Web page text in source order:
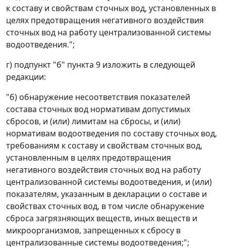
к составу и свойствам сточных вод, установленных в
целях предотвращения негативного воздействия
сточных вод на работу централизованной системы
водоотведения.";
г) подпункт "б" пункта 9 изложить в следующей
редакции:
"б) обнаружение несоответствия показателей
состава сточных вод нормативам допустимых
сбросов, и (или) лимитам на сбросы, и (или)
нормативам водоотведения по составу сточных вод,
требованиям к составу и свойствам сточных вод,
установленным в целях предотвращения
негативного воздействия сточных вод на работу
централизованной системы водоотведения, и (или)
показателям, указанным в декларации о составе и
свойствах сточных вод, в том числе обнаружение
сброса загрязняющих веществ, иных веществ и
микроорганизмов, запрещенных к сбросу в
централизованные системы водоотведения;";